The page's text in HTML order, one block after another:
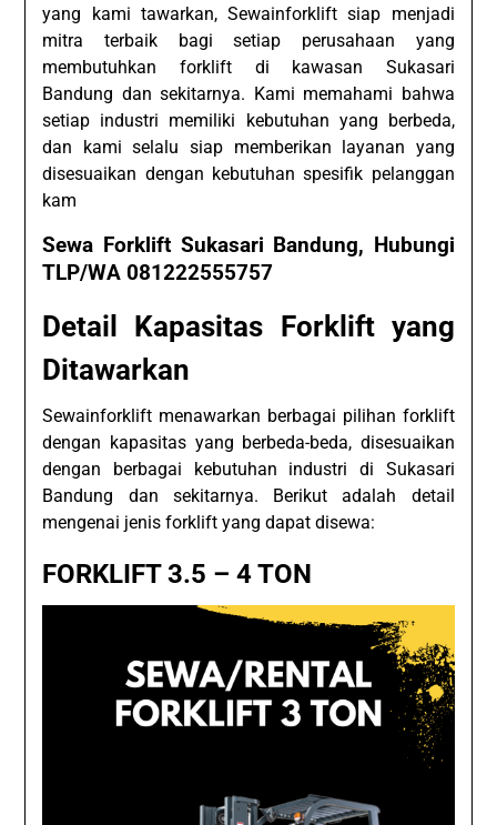
yang kami tawarkan, Sewainforklift siap menjadi
mitra terbaik bagi setiap perusahaan yang
membutuhkan forklift di kawasan Sukasari
Bandung dan sekitarnya. Kami memahami bahwa
setiap industri memiliki kebutuhan yang berbeda,
dan kami selalu siap memberikan layanan yang
disesuaikan dengan kebutuhan spesifik pelanggan
kam
Sewa Forklift Sukasari Bandung, Hubungi
TLP/WA 081222555757
Detail Kapasitas Forklift yang
Ditawarkan
Sewainforklift menawarkan berbagai pilihan forklift
dengan kapasitas yang berbeda-beda, disesuaikan
dengan berbagai kebutuhan industri di Sukasari
Bandung dan sekitarnya. Berikut adalah detail
mengenai jenis forklift yang dapat disewa:
FORKLIFT 3.5 – 4 TON